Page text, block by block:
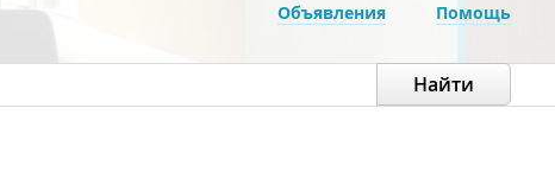
Объявления Помощь